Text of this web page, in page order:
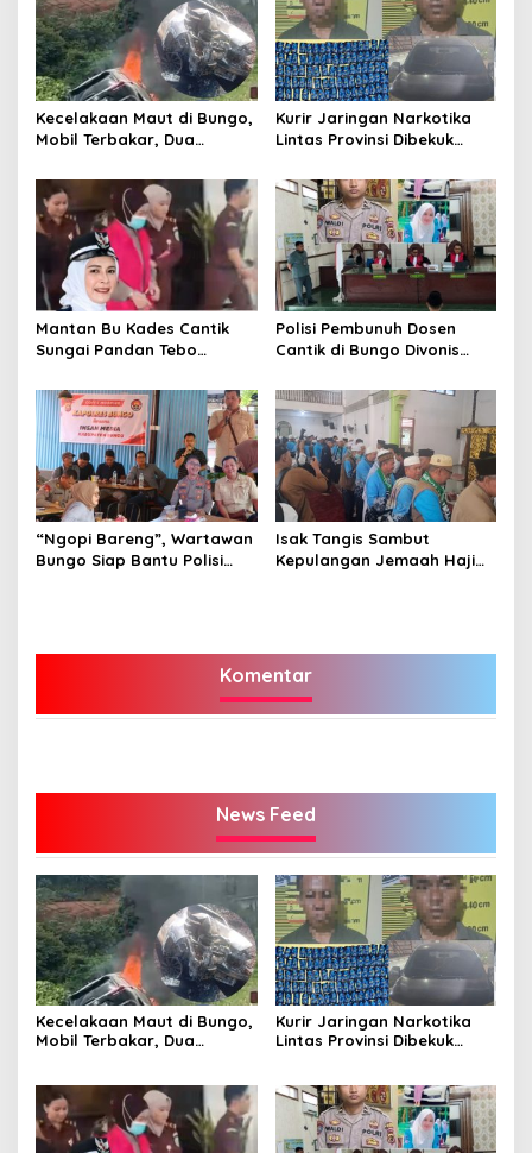
Kecelakaan Maut di Bungo,
Mobil Terbakar, Dua
Tempat
Kurir Jaringan Narkotika
Lintas Provinsi Dibekuk
Mantan Bu Kades Cantik
Sungai Pandan Tebo
Milyar
Polisi Pembunuh Dosen
Cantik di Bungo Divonis
“Ngopi Bareng”, Wartawan
Bungo Siap Bantu Polisi
Isak Tangis Sambut
Kepulangan Jemaah Haji
Komentar
News Feed
Kecelakaan Maut di Bungo,
Mobil Terbakar, Dua
Kurir Jaringan Narkotika
Lintas Provinsi Dibekuk